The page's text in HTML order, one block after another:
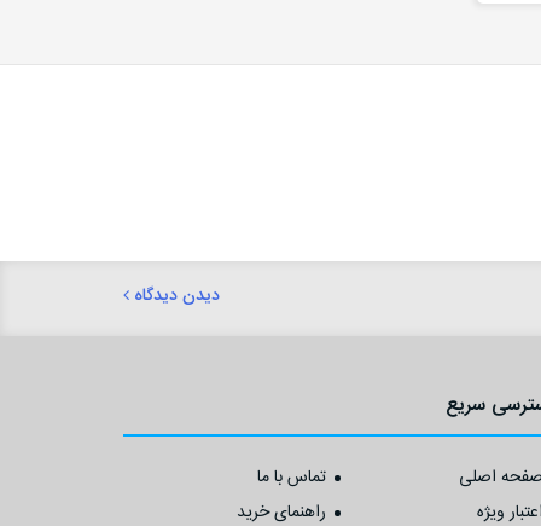
دیدن دیدگاه
سریع
صفحه اصلی
تماس با ما
اعتبار ویژه
راهنمای خرید